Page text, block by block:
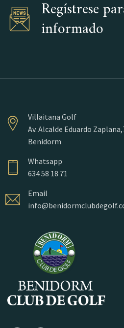
Regístrese
informado
Villaitana Golf
Av. Alcalde Eduardo
Benidorm
Whatsapp
634 58 18 71
Email